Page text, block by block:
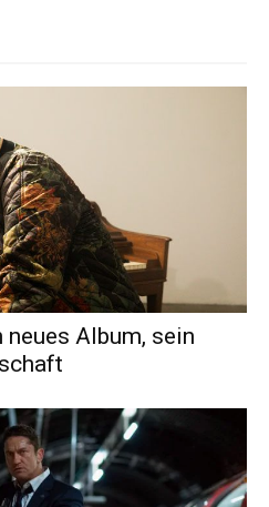
neues Album, sein